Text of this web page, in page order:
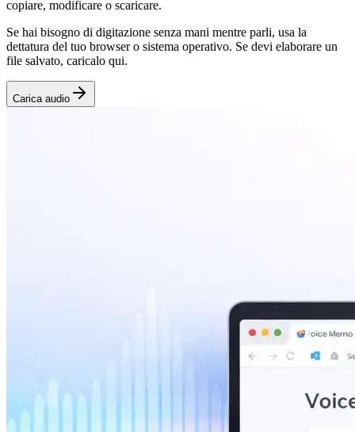
copiare, modificare o scaricare.
Se hai bisogno di digitazione senza mani mentre parli, usa la
dettatura del tuo browser o sistema operativo. Se devi elaborare un
file salvato, caricalo qui.
Carica audio